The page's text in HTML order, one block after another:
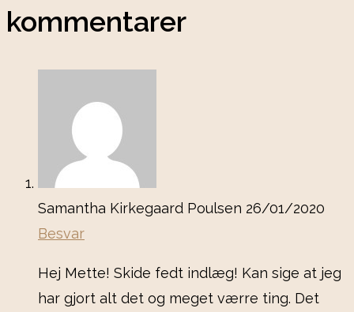
kommentarer
Samantha Kirkegaard Poulsen 26/01/2020
Besvar
Hej Mette! Skide fedt indlæg! Kan sige at jeg
har gjort alt det og meget værre ting. Det